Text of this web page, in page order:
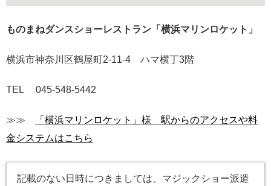
ものまねダンスショーレストラン「横浜マリンロケット」
横浜市神奈川区鶴屋町2-11-4 ハマ横丁3階
TEL 045-548-5442
≫≫
「横浜マリンロケット」様 駅からのアクセスや料
金システムはこちら
記載のない日時につきましては、マジックショー派遣